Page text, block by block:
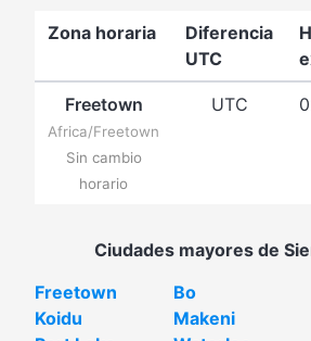
Zona horaria
Diferencia
UTC
Freetown
Africa/Freetown
Sin cambio
horario
UTC
Ciudades mayores de
Freetown
Bo
Koidu
Makeni